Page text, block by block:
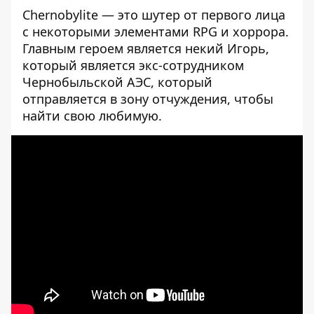
Chernobylite — это шутер от первого лица
с некоторыми элементами RPG и хоррора.
Главным героем является некий Игорь,
который является экс-сотрудником
Чернобыльской АЭС, который
отправляется в зону отчуждения, чтобы
найти свою любимую.